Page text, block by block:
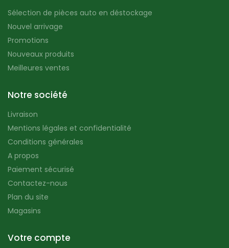
Sélection de pièces auto en déstockage
Nouvel arrivage
Promotions
Nouveaux produits
Meilleures ventes
Notre société
Livraison
Mentions légales et confidentialité
Conditions générales
A propos
Paiement sécurisé
Contactez-nous
Plan du site
Magasins
Votre compte